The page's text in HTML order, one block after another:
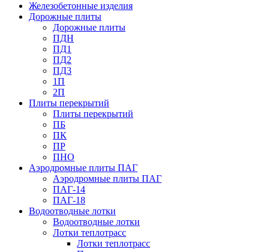
Железобетонные изделия
Дорожные плиты
Дорожные плиты
ПДН
ПД1
ПД2
ПД3
1П
2П
Плиты перекрытий
Плиты перекрытий
ПБ
ПК
ПР
ПНО
Аэродромные плиты ПАГ
Аэродромные плиты ПАГ
ПАГ-14
ПАГ-18
Водоотводные лотки
Водоотводные лотки
Лотки теплотрасс
Лотки теплотрасс